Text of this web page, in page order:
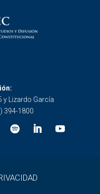
y Lizardo García
394-1800